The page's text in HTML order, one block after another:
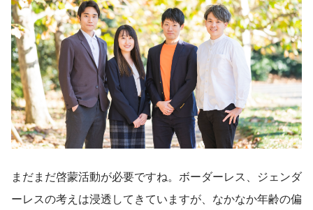
まだまだ啓蒙活動が必要ですね。ボーダーレス、ジェンダ
ーレスの考えは浸透してきていますが、なかなか年齢の偏